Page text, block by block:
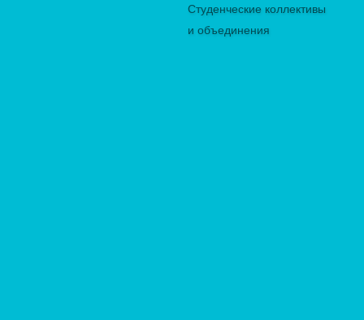
Студенческие коллективы
и объединения